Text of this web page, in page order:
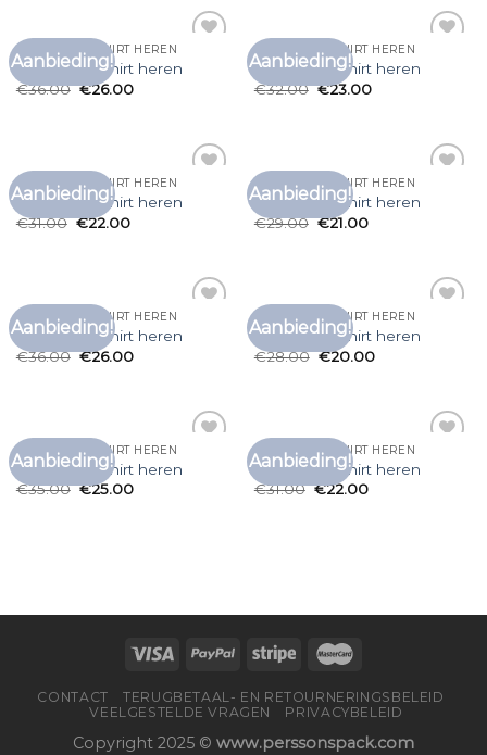
Aanbieding!
aan
KATOENEN T SHIRT HEREN
katoenen t shirt heren
€36.00 €26.00
Aanbieding!
aan
KATOENEN T SHIRT HEREN
katoenen t shirt heren
€32.00 €23.00
Aanbieding!
aan
KATOENEN T SHIRT HEREN
katoenen t shirt heren
€31.00 €22.00
Aanbieding!
aan
KATOENEN T SHIRT HEREN
katoenen t shirt heren
€29.00 €21.00
Aanbieding!
aan
KATOENEN T SHIRT HEREN
katoenen t shirt heren
€36.00 €26.00
Aanbieding!
aan
KATOENEN T SHIRT HEREN
katoenen t shirt heren
€28.00 €20.00
Aanbieding!
aan
KATOENEN T SHIRT HEREN
katoenen t shirt heren
€35.00 €25.00
Aanbieding!
aan
KATOENEN T SHIRT HEREN
katoenen t shirt heren
€31.00 €22.00
CONTACT
TERUGBETAAL- EN RETOURNERINGSBELEID
VEELGESTELDE VRAGEN
PRIVACYBELEID
Copyright 2025 © www.perssonspack.com